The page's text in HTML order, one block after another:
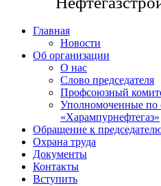
Главная
Новости
Об организации
О нас
Слово председателя
Профсоюзный
Уполномоченные
«Харампурнефтегаз»
Обращение к
Охрана труда
Документы
Контакты
Вступить